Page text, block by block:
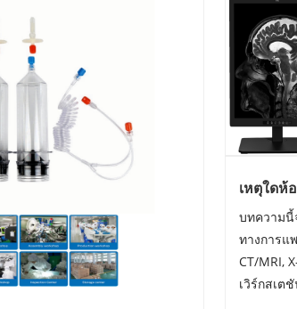
เหตุใดห้
ดงผลวิ
21.3 นิ้ว
บทความนี้
ทางการแ
CT/MRI,
เวิร์กสเต